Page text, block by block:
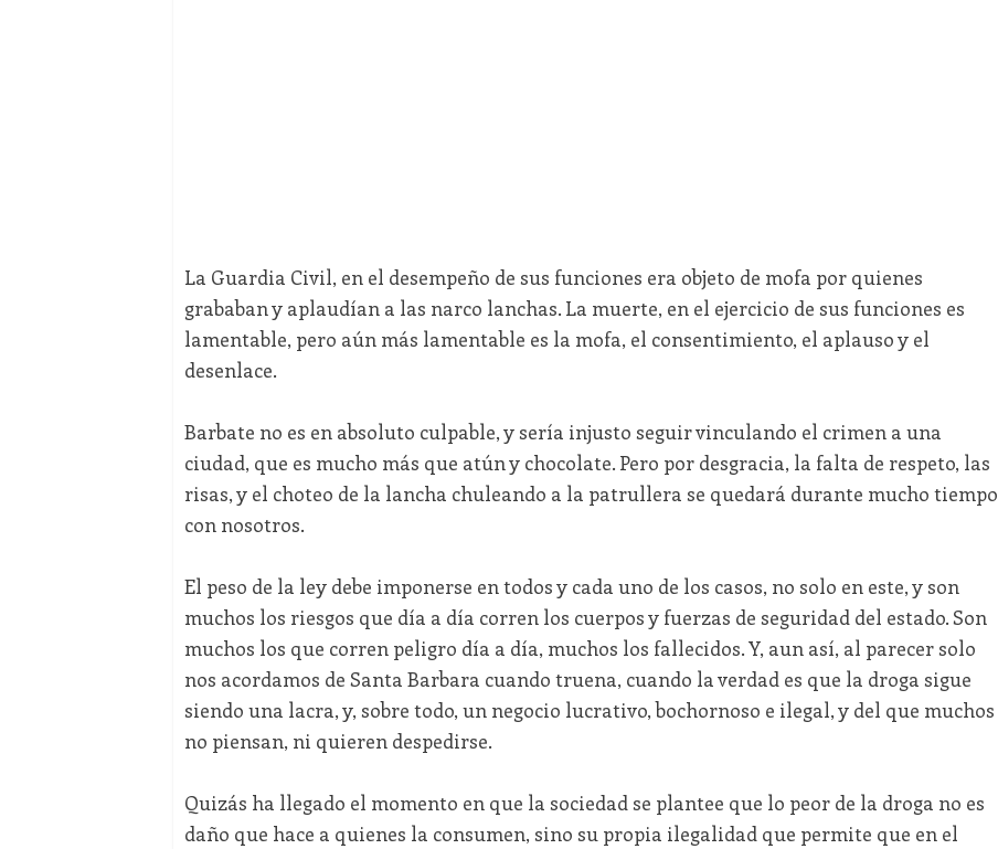
La Guardia Civil, en el desempeño de sus funciones era objeto de mofa por quienes
grababan y aplaudían a las narco lanchas. La muerte, en el ejercicio de sus funciones es
lamentable, pero aún más lamentable es la mofa, el consentimiento, el aplauso y el
desenlace.
Barbate no es en absoluto culpable, y sería injusto seguir vinculando el crimen a una
ciudad, que es mucho más que atún y chocolate. Pero por desgracia, la falta de respeto, las
risas, y el choteo de la lancha chuleando a la patrullera se quedará durante mucho tiempo
con nosotros.
El peso de la ley debe imponerse en todos y cada uno de los casos, no solo en este, y son
muchos los riesgos que día a día corren los cuerpos y fuerzas de seguridad del estado. Son
muchos los que corren peligro día a día, muchos los fallecidos. Y, aun así, al parecer solo
nos acordamos de Santa Barbara cuando truena, cuando la verdad es que la droga sigue
siendo una lacra, y, sobre todo, un negocio lucrativo, bochornoso e ilegal, y del que muchos
no piensan, ni quieren despedirse.
Quizás ha llegado el momento en que la sociedad se plantee que lo peor de la droga no es
daño que hace a quienes la consumen, sino su propia ilegalidad que permite que en el